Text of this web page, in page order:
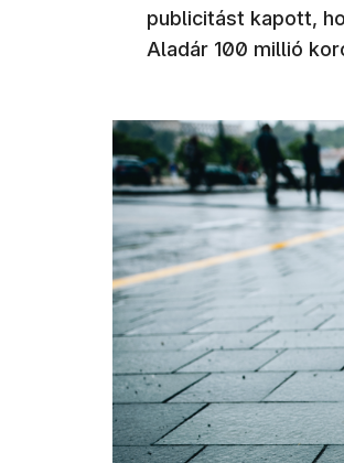
publicitást kapott,
Aladár 100 millió